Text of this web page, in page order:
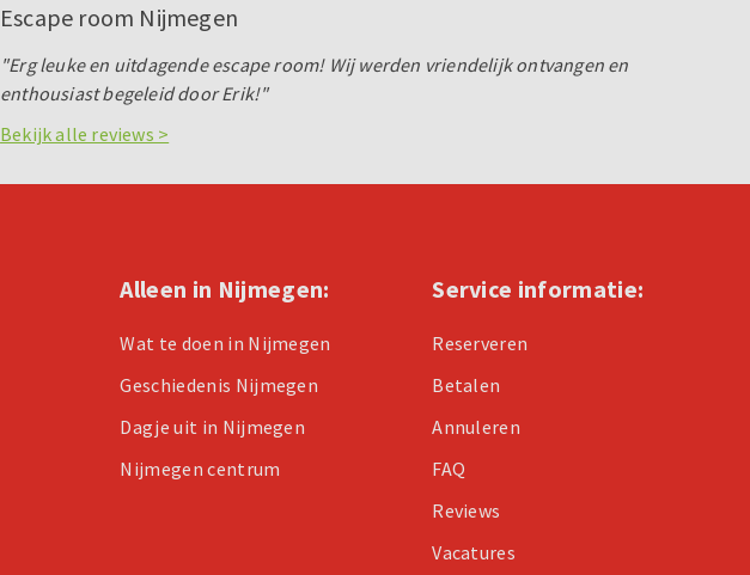
Escape room Nijmegen
"Erg leuke en uitdagende escape room! Wij werden vriendelijk ontvangen en
enthousiast begeleid door Erik!"
Bekijk alle reviews >
Alleen in Nijmegen:
Wat te doen in Nijmegen
Geschiedenis Nijmegen
Dagje uit in Nijmegen
Nijmegen centrum
Service informatie:
Reserveren
Betalen
Annuleren
FAQ
Reviews
Vacatures